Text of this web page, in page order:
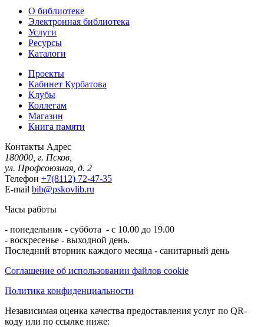
О библиотеке
Электронная библиотека
Услуги
Ресурсы
Каталоги
Проекты
Кабинет Курбатова
Клубы
Коллегам
Магазин
Книга памяти
Контакты Адрес
180000, г. Псков,
ул. Профсоюзная, д. 2
Телефон +7(8112) 72-47-35
E-mail bib@pskovlib.ru
Часы работы
- понедельник - суббота - с 10.00 до 19.00
- воскресенье - выходной день.
Последний вторник каждого месяца - санитарный день
Соглашение об использовании файлов cookie
Политика конфиденциальности
Независимая оценка качества предоставления услуг по QR-
коду или по ссылке ниже: